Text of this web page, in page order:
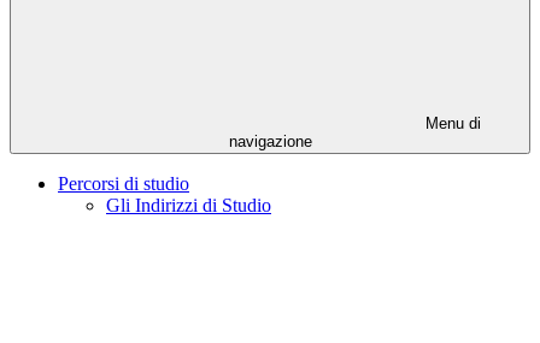
Menu di
navigazione
Percorsi di studio
Gli Indirizzi di Studio